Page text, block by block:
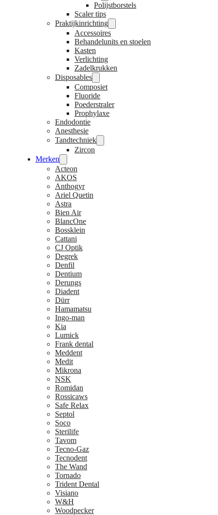
Polijstborstels
Scaler tips
Praktijkinrichting
Accessoires
Behandelunits en stoelen
Kasten
Verlichting
Zadelkrukken
Disposables
Composiet
Fluoride
Poederstraler
Prophylaxe
Endodontie
Anesthesie
Tandtechniek
Zircon
Merken
Acteon
AKOS
Anthogyr
Ariel Quetin
Astra
Bien Air
BlancOne
Bossklein
Cattani
CJ Optik
Degrek
Denfil
Dentium
Derungs
Diadent
Dürr
Hamamatsu
Ingo-man
Kia
Lumick
Frank dental
Meddent
Medit
Mikrona
NSK
Romidan
Rossicaws
Safe Relax
Septol
Soco
Sterilife
Tavom
Tecno-Gaz
Tecnodent
The Wand
Tornado
Trident Dental
Visiano
W&H
Woodpecker